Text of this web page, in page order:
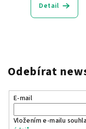
Detail
Odebírat
E-mail
Vložením e-mailu